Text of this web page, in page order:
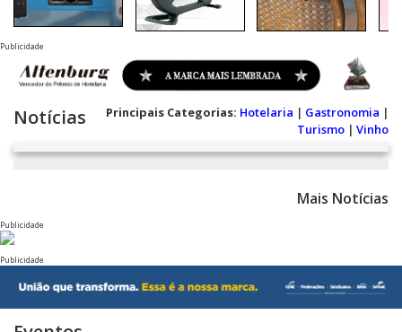
Publicidade
Notícias Principais Categorias: Hotelaria | Gastronomia |
Turismo | Vinho
Mais Notícias
Publicidade
Publicidade